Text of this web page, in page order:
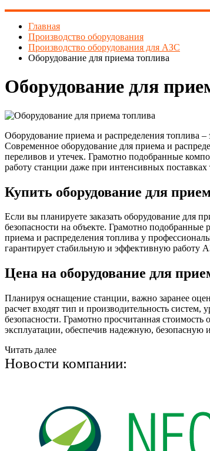
Главная
Производство оборудования
Производство оборудования для АЗС
Оборудование для приема топлива
Оборудование для
Оборудование приема и распределения топлива
Современное оборудование для приема и
переливов и утечек. Грамотно подобранные
работу станции даже при интенсивных поставках
Купить оборудование для
Если вы планируете заказать оборудование для
безопасности на объекте. Грамотно подобранные
приема и распределения топлива у
гарантирует стабильную и эффективную работу
Цена на оборудование для
Планируя оснащение станции, важно заранее
расчет входят тип и производительность
безопасности. Грамотно просчитанная
эксплуатации, обеспечив надежную, безопасную
Читать далее
Новости компании: